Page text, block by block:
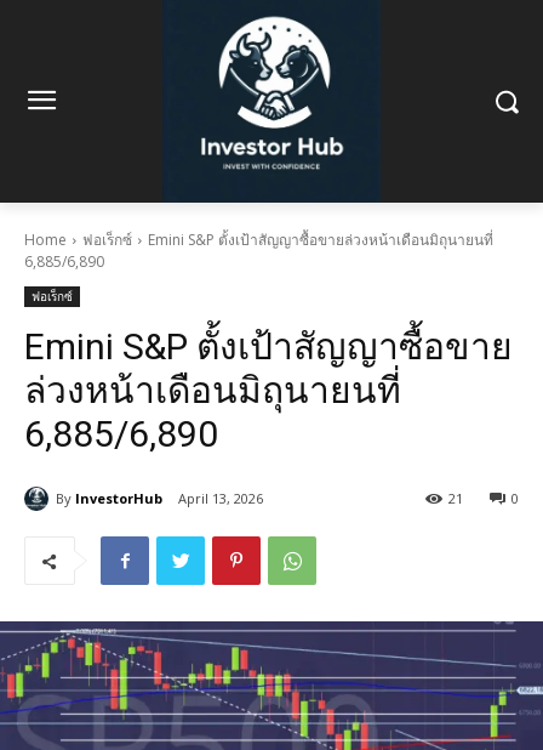
Home ฟอเร็กซ์
Emini S&P ตั้งเป้าสัญญาซื้อขายล่วงหน้าเดือนมิถุนายนที่
6,885/6,890
ฟอเร็กซ์
Emini S&P ตั้งเป้าสัญญาซื้อขาย
ล่วงหน้าเดือนมิถุนายนที่
6,885/6,890
By InvestorHub April 13, 2026 0
21